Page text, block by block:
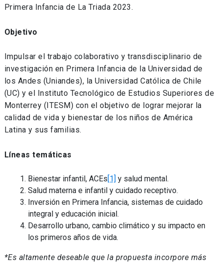
Primera Infancia de La Triada 2023.
Objetivo
Impulsar el trabajo colaborativo y transdisciplinario de
investigación en Primera Infancia de la Universidad de
los Andes (Uniandes), la Universidad Católica de Chile
(UC) y el Instituto Tecnológico de Estudios Superiores de
Monterrey (ITESM) con el objetivo de lograr mejorar la
calidad de vida y bienestar de los niños de América
Latina y sus familias.
Líneas temáticas
Bienestar infantil, ACEs [1] y salud mental.
Salud materna e infantil y cuidado receptivo.
Inversión en Primera Infancia, sistemas de cuidado
integral y educación inicial.
Desarrollo urbano, cambio climático y su impacto en
los primeros años de vida.
*Es altamente deseable que la propuesta incorpore más